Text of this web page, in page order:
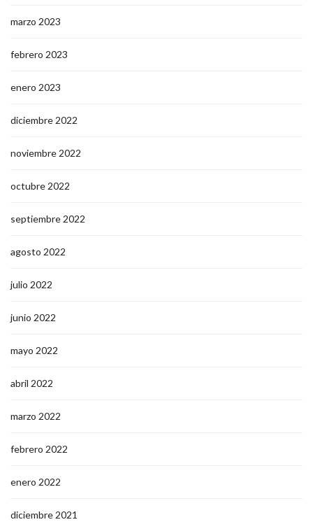
marzo 2023
febrero 2023
enero 2023
diciembre 2022
noviembre 2022
octubre 2022
septiembre 2022
agosto 2022
julio 2022
junio 2022
mayo 2022
abril 2022
marzo 2022
febrero 2022
enero 2022
diciembre 2021